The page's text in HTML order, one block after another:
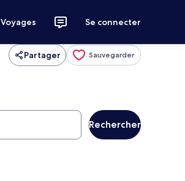
Voyages Se connecter
Partager Sauvegarder
Rechercher